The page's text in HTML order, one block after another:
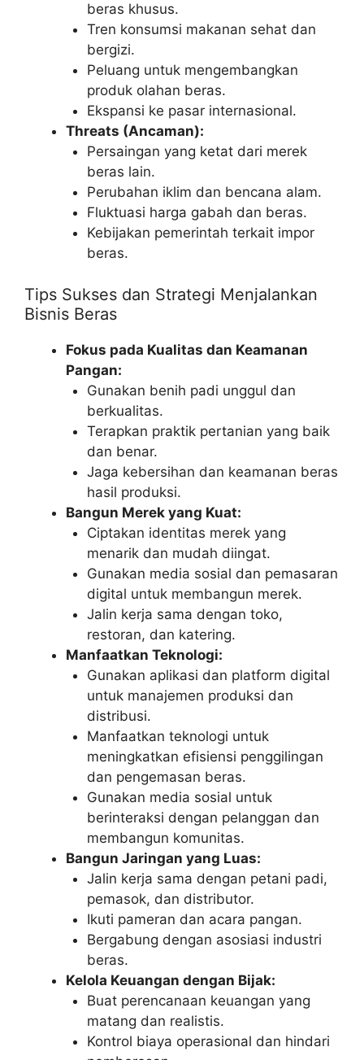
beras khusus.
Tren konsumsi makanan sehat dan
bergizi.
Peluang untuk mengembangkan
produk olahan beras.
Ekspansi ke pasar internasional.
Threats (Ancaman):
Persaingan yang ketat dari merek
beras lain.
Perubahan iklim dan bencana alam.
Fluktuasi harga gabah dan beras.
Kebijakan pemerintah terkait impor
beras.
Tips Sukses dan Strategi Menjalankan
Bisnis Beras
Fokus pada Kualitas dan Keamanan
Pangan:
Gunakan benih padi unggul dan
berkualitas.
Terapkan praktik pertanian yang baik
dan benar.
Jaga kebersihan dan keamanan beras
hasil produksi.
Bangun Merek yang Kuat:
Ciptakan identitas merek yang
menarik dan mudah diingat.
Gunakan media sosial dan pemasaran
digital untuk membangun merek.
Jalin kerja sama dengan toko,
restoran, dan katering.
Manfaatkan Teknologi:
Gunakan aplikasi dan platform digital
untuk manajemen produksi dan
distribusi.
Manfaatkan teknologi untuk
meningkatkan efisiensi penggilingan
dan pengemasan beras.
Gunakan media sosial untuk
berinteraksi dengan pelanggan dan
membangun komunitas.
Bangun Jaringan yang Luas:
Jalin kerja sama dengan petani padi,
pemasok, dan distributor.
Ikuti pameran dan acara pangan.
Bergabung dengan asosiasi industri
beras.
Kelola Keuangan dengan Bijak:
Buat perencanaan keuangan yang
matang dan realistis.
Kontrol biaya operasional dan hindari